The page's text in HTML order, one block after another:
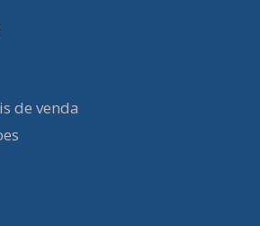
de venda